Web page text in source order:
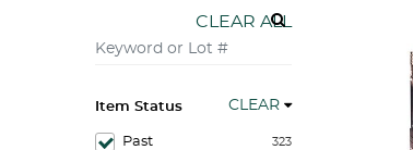
CLEAR ALL
Item Status CLEAR
323
Past